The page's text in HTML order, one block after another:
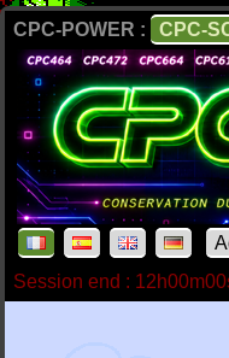
CPC-POWER : CPC-
Session end :